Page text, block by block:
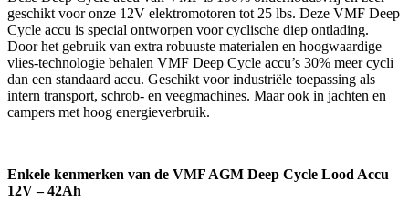
geschikt voor onze 12V elektromotoren tot 25 lbs. Deze VMF Deep
Cycle accu is special ontworpen voor cyclische diep ontlading.
Door het gebruik van extra robuuste materialen en hoogwaardige
vlies-technologie behalen VMF Deep Cycle accu’s 30% meer cycli
dan een standaard accu. Geschikt voor industriële toepassing als
intern transport, schrob- en veegmachines. Maar ook in jachten en
campers met hoog energieverbruik.
Enkele kenmerken van de VMF AGM Deep Cycle Lood Accu
12V – 42Ah